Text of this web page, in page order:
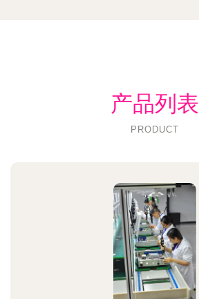
产品列表
PRODUCT